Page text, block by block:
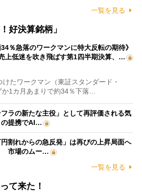
一覧を見る
好決算銘柄」
34％急落のワークマンに特大反転の期待》
上低迷を吹き飛ばす第1四半期決算、…
たワークマン（東証スタンダード・
1カ月あまりで約34％下落…
ラの新たな主役」として再評価される気
提携でAI…
割れからの急反発」は再びの上昇局面へ
市場のムー…
一覧を見る
て来た！